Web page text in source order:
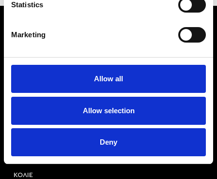
Statistics
Marketing
Allow all
Allow selection
Deny
+30 2310 253 985
info@princessa.store
ΚΟΛΙΕ